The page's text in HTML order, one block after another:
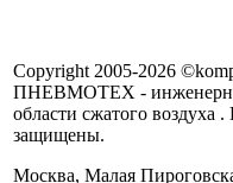
Copyright 2005-2026
ПНЕВМОТЕХ -
области сжатого воздуха .
защищены.
Москва, Малая